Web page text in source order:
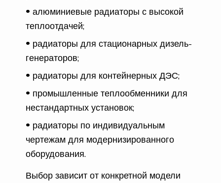
алюминиевые радиаторы с высокой
теплоотдачей;
радиаторы для стационарных дизель-
генераторов;
радиаторы для контейнерных ДЭС;
промышленные теплообменники для
нестандартных установок;
радиаторы по индивидуальным
чертежам для модернизированного
оборудования.
Выбор зависит от конкретной модели